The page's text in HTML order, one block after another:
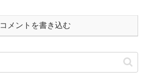
コメントを書き込む